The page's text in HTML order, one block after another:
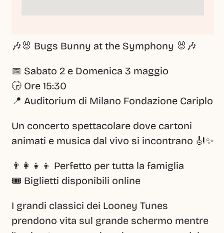
🎶🐰 Bugs Bunny at the Symphony 🐰🎶
📅 Sabato 2 e Domenica 3 maggio
🕞 Ore 15:30
📍 Auditorium di Milano Fondazione Cariplo
Un concerto spettacolare dove cartoni
animati e musica dal vivo si incontrano 🎻✨
👨‍👩‍👧‍👦 Perfetto per tutta la famiglia
🎟️ Biglietti disponibili online
I grandi classici dei Looney Tunes
prendono vita sul grande schermo mentre